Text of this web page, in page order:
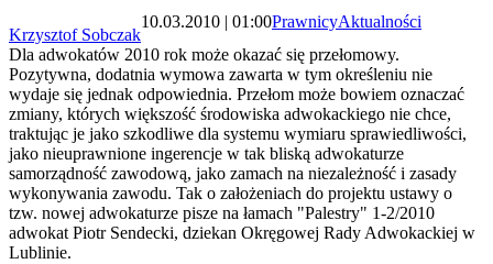
Krzysztof Sobczak
10.03.2010 | 01:00PrawnicyAktualności
Dla adwokatów 2010 rok może okazać się przełomowy.
Pozytywna, dodatnia wymowa zawarta w tym określeniu nie
wydaje się jednak odpowiednia. Przełom może bowiem oznaczać
zmiany, których większość środowiska adwokackiego nie chce,
traktując je jako szkodliwe dla systemu wymiaru sprawiedliwości,
jako nieuprawnione ingerencje w tak bliską adwokaturze
samorządność zawodową, jako zamach na niezależność i zasady
wykonywania zawodu. Tak o założeniach do projektu ustawy o
tzw. nowej adwokaturze pisze na łamach "Palestry" 1-2/2010
adwokat Piotr Sendecki, dziekan Okręgowej Rady Adwokackiej w
Lublinie.